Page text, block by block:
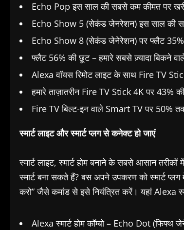
Echo Pop इस साल की सबसे कम कीमत पर
Echo Show 5 (सेकंड जेनरेशन) इस साल की
Echo Show 8 (सेकंड जेनेरेशन) पर फ्लैट 35%
फ्लैट 56% की छूट – हमारे सबसे ज़्यादा बिकने
Alexa वॉयस रिमोट लाइट के साथ Fire TV
हमारे ताज़ातरीन Fire TV Stick 4K पर 43%
Fire TV बिल्ट-इन वाले Smart TV पर 50%
स्मार्ट लाइट और स्मार्ट प्लग से कनेक्ट हो जाएं
स्मार्ट लाइट, स्मार्ट होम बनाने के सबसे आसान
स्मार्ट बना सकते हैं? बस अपने उपकरण को स्मार्ट
करो” जैसे कमांड से इसे नियंत्रित करें। यहां Alexa
Alexa स्मार्ट होम कॉम्बो – Echo Dot (फिफ्थ